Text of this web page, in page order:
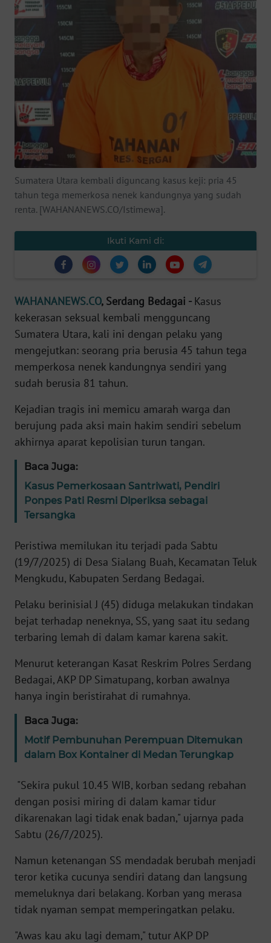
Sumatera Utara kembali diguncang kasus keji: pria 45
tahun tega memerkosa nenek kandungnya yang sudah
renta. [WAHANANEWS.CO/Istimewa].
Ikuti Kami di:
WAHANANEWS.CO, Serdang Bedagai - Kasus
kekerasan seksual kembali mengguncang
Sumatera Utara, kali ini dengan pelaku yang
mengejutkan: seorang pria berusia 45 tahun tega
memperkosa nenek kandungnya sendiri yang
sudah berusia 81 tahun.
Kejadian tragis ini memicu amarah warga dan
berujung pada aksi main hakim sendiri sebelum
akhirnya aparat kepolisian turun tangan.
Baca Juga:
Kasus Pemerkosaan Santriwati, Pendiri
Ponpes Pati Resmi Diperiksa sebagai
Tersangka
Peristiwa memilukan itu terjadi pada Sabtu
(19/7/2025) di Desa Sialang Buah, Kecamatan Teluk
Mengkudu, Kabupaten Serdang Bedagai.
Pelaku berinisial J (45) diduga melakukan tindakan
bejat terhadap neneknya, SS, yang saat itu sedang
terbaring lemah di dalam kamar karena sakit.
Menurut keterangan Kasat Reskrim Polres Serdang
Bedagai, AKP DP Simatupang, korban awalnya
hanya ingin beristirahat di rumahnya.
Baca Juga:
Motif Pembunuhan Perempuan Ditemukan
dalam Box Kontainer di Medan Terungkap
"Sekira pukul 10.45 WIB, korban sedang rebahan
dengan posisi miring di dalam kamar tidur
dikarenakan lagi tidak enak badan," ujarnya pada
Sabtu (26/7/2025).
Namun ketenangan SS mendadak berubah menjadi
teror ketika cucunya sendiri datang dan langsung
memeluknya dari belakang. Korban yang merasa
tidak nyaman sempat memperingatkan pelaku.
"Awas kau aku lagi demam," tutur AKP DP
SAINS-TEKNO
KESEHATAN
INTERNASIONAL
SERBA-SERBI
PENDIDIKAN
OLAHRAGA
OPINI
INDEKS
BERITA
KONTAK
IKLAN
TENTANG
PEDOMAN
MEDIA
SIBER
REDAKSI
KARIR
DISCLAIMER
Wahana
Regional
SUMUT
WN
JAKARTA
WN
JABAR
WN
BANTEN
NTT
WN